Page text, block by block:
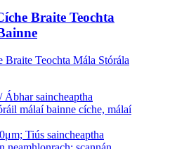
Braite Teochta
Braite Teochta Mála Stórála
saincheaptha
málaí bainne cíche, málaí
Tiús saincheaptha